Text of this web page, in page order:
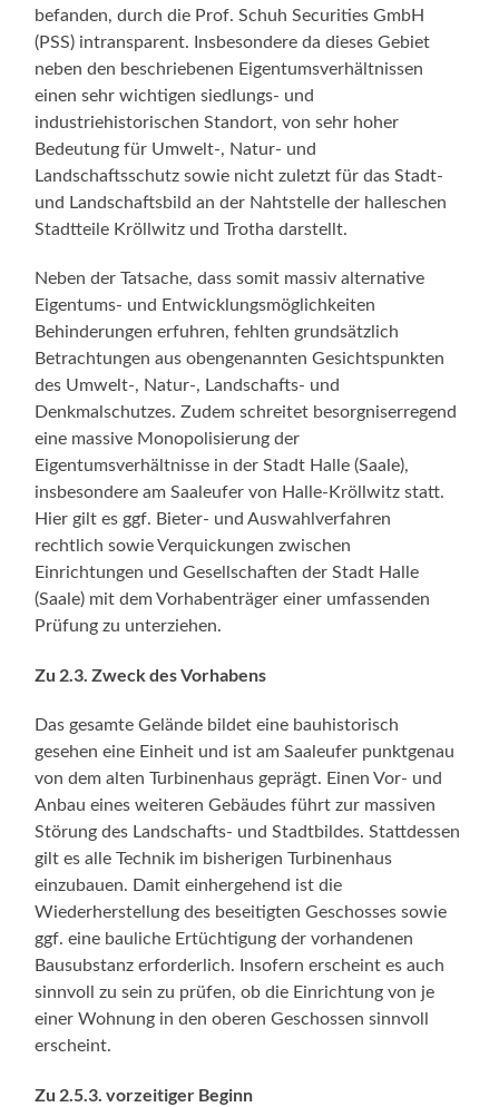
befanden, durch die Prof. Schuh Securities GmbH
(PSS) intransparent. Insbesondere da dieses Gebiet
neben den beschriebenen Eigentumsverhältnissen
einen sehr wichtigen siedlungs- und
industriehistorischen Standort, von sehr hoher
Bedeutung für Umwelt-, Natur- und
Landschaftsschutz sowie nicht zuletzt für das Stadt-
und Landschaftsbild an der Nahtstelle der halleschen
Stadtteile Kröllwitz und Trotha darstellt.
Neben der Tatsache, dass somit massiv alternative
Eigentums- und Entwicklungsmöglichkeiten
Behinderungen erfuhren, fehlten grundsätzlich
Betrachtungen aus obengenannten Gesichtspunkten
des Umwelt-, Natur-, Landschafts- und
Denkmalschutzes. Zudem schreitet besorgniserregend
eine massive Monopolisierung der
Eigentumsverhältnisse in der Stadt Halle (Saale),
insbesondere am Saaleufer von Halle-Kröllwitz statt.
Hier gilt es ggf. Bieter- und Auswahlverfahren
rechtlich sowie Verquickungen zwischen
Einrichtungen und Gesellschaften der Stadt Halle
(Saale) mit dem Vorhabenträger einer umfassenden
Prüfung zu unterziehen.
Zu 2.3. Zweck des Vorhabens
Das gesamte Gelände bildet eine bauhistorisch
gesehen eine Einheit und ist am Saaleufer punktgenau
von dem alten Turbinenhaus geprägt. Einen Vor- und
Anbau eines weiteren Gebäudes führt zur massiven
Störung des Landschafts- und Stadtbildes. Stattdessen
gilt es alle Technik im bisherigen Turbinenhaus
einzubauen. Damit einhergehend ist die
Wiederherstellung des beseitigten Geschosses sowie
ggf. eine bauliche Ertüchtigung der vorhandenen
Bausubstanz erforderlich. Insofern erscheint es auch
sinnvoll zu sein zu prüfen, ob die Einrichtung von je
einer Wohnung in den oberen Geschossen sinnvoll
erscheint.
Zu 2.5.3. vorzeitiger Beginn